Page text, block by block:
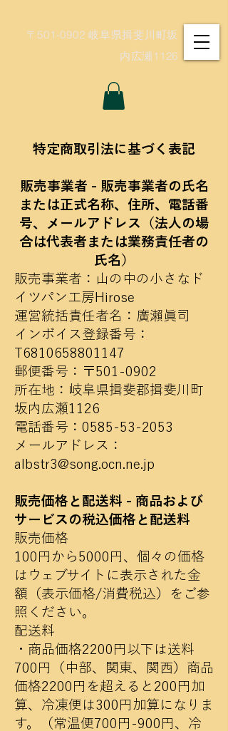
〒501-0902 岐阜県揖斐川町坂
内広瀬1126
特定商取引法に基づく表記
販売事業者 - 販売事業者の氏名
または正式名称、住所、電話番
号、メールアドレス（法人の場
合は代表者または業務責任者の
氏名）
販売事業者：山の中の小さなド
イツパン工房Hirose
運営統括責任者名：廣瀨眞司
インボイス登録番号：
T6810658801147
郵便番号：〒501-0902
所在地：岐阜県揖斐郡揖斐川町
坂内広瀬1126
電話番号：0585-53-2053
メールアドレス：
albstr3@song.ocn.ne.jp
販売価格と配送料 - 商品および
サービスの税込価格と配送料
販売価格
100円から5000円、個々の価格
は ウェブサイトに表示された金
額（表示価格/消費税込）をご参
照ください。
配送料
​・商品価格2200円以下は送料
700円（中部、関東、関西）商品
価格2200円を超えると200円加
算、冷凍便は300円加算になりま
す。（常温便700円-900円、冷